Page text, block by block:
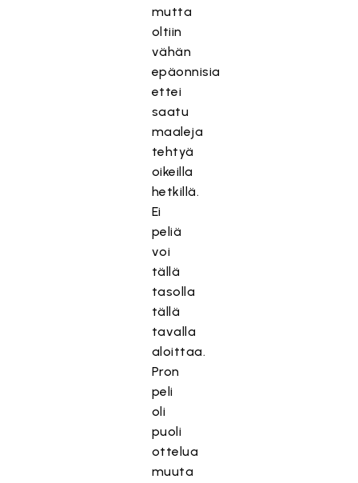
mutta
oltiin
vähän
epäonnisia
ettei
saatu
maaleja
tehtyä
oikeilla
hetkillä.
Ei
peliä
voi
tällä
tasolla
tällä
tavalla
aloittaa.
Pron
peli
oli
puoli
ottelua
muuta